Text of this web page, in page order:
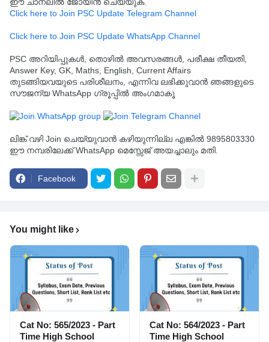
Click here to Join PSC Update Telegram Channel
Click here to Join PSC Update WhatsApp Channel
PSC അറിയിപ്പുകൾ, തൊഴിൽ അവസരങ്ങൾ, പരീക്ഷ തീയതി,
Answer Key, GK, Maths, English, Current Affairs
തുടങ്ങിയവയുടെ പരിശീലനം, എന്നിവ ലഭിക്കുവാൻ ഞങ്ങളുടെ
സൗജന്യ WhatsApp ഗ്രൂപ്പിൽ അംഗമാകൂ
ലിങ്ക് വഴി Join ചെയ്യുവാൻ കഴിയുന്നില്ല എങ്കിൽ 9895803330
ഈ നമ്പരിലേക്ക് WhatsApp മെസ്സേജ് അയച്ചാലും മതി.
Facebook
You might like
Cat No: 565/2023 - Part
Time High School
Cat No: 564/2023 - Part
Time High School